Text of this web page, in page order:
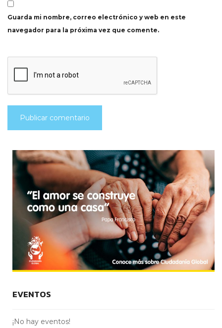
Guarda mi nombre, correo electrónico y web en este
navegador para la próxima vez que comente.
EVENTOS
¡No hay eventos!